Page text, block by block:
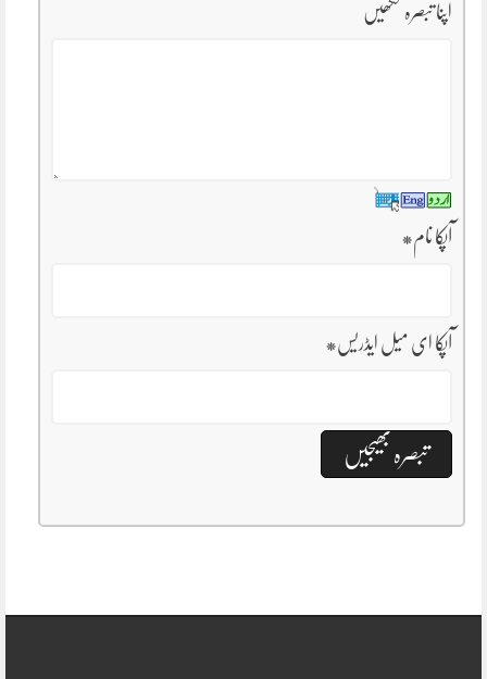
اپنا تبصرہ لکھیں
آپکا نام*
آپکا ای میل ایڈریس*